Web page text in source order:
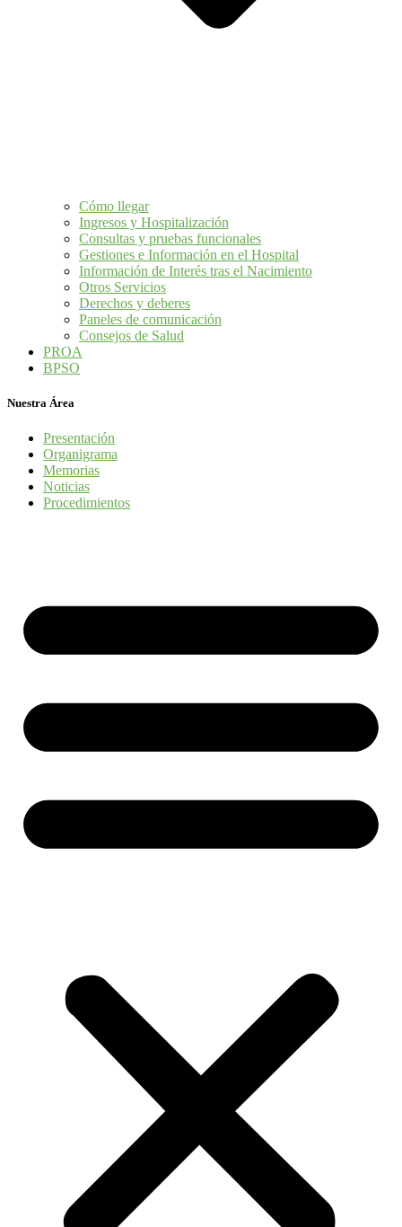
Cómo llegar
Ingresos y Hospitalización
Consultas y pruebas funcionales
Gestiones e Información en el Hospital
Información de Interés tras el Nacimiento
Otros Servicios
Derechos y deberes
Paneles de comunicación
Consejos de Salud
PROA
BPSO
Nuestra Área
Presentación
Organigrama
Memorias
Noticias
Procedimientos